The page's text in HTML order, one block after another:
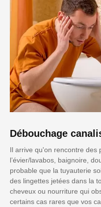
Débouchage
Il arrive qu'on rencontre des
l’évier/lavabos, baignoire,
probable que la tuyauterie
des lingettes jetées dans la
cheveux ou nourriture qui
certains cas rares que vos